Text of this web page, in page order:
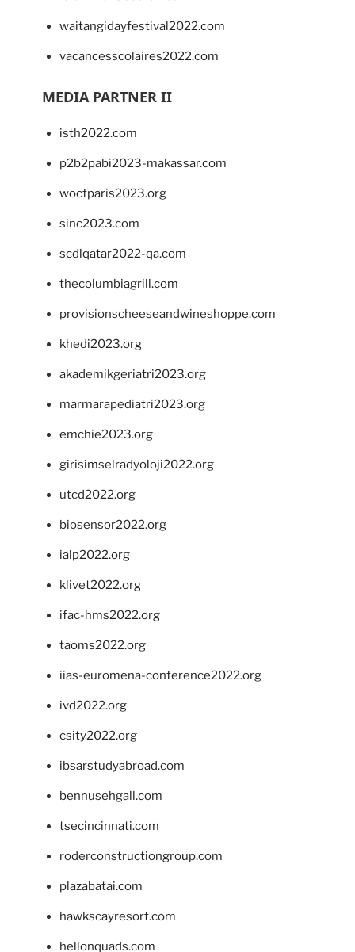
waitangidayfestival2022.com
vacancesscolaires2022.com
MEDIA PARTNER II
isth2022.com
p2b2pabi2023-makassar.com
wocfparis2023.org
sinc2023.com
scdlqatar2022-qa.com
thecolumbiagrill.com
provisionscheeseandwineshoppe.com
khedi2023.org
akademikgeriatri2023.org
marmarapediatri2023.org
emchie2023.org
girisimselradyoloji2022.org
utcd2022.org
biosensor2022.org
ialp2022.org
klivet2022.org
ifac-hms2022.org
taoms2022.org
iias-euromena-conference2022.org
ivd2022.org
csity2022.org
ibsarstudyabroad.com
bennusehgall.com
tsecincinnati.com
roderconstructiongroup.com
plazabatai.com
hawkscayresort.com
hellonquads.com